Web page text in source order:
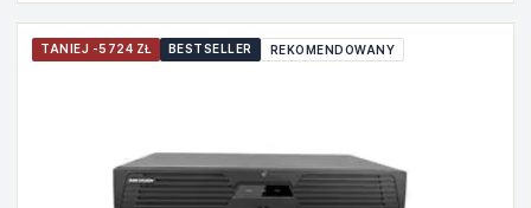
TANIEJ -5724 ZŁ BESTSELLER REKOMENDOWANY